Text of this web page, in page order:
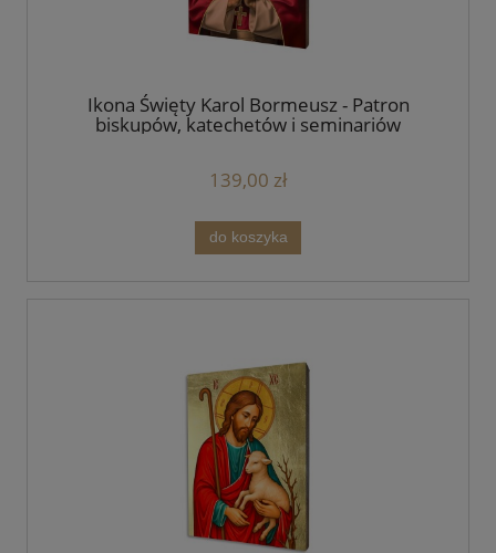
Ikona Święty Karol Bormeusz - Patron
biskupów, katechetów i seminariów
139,00 zł
do koszyka